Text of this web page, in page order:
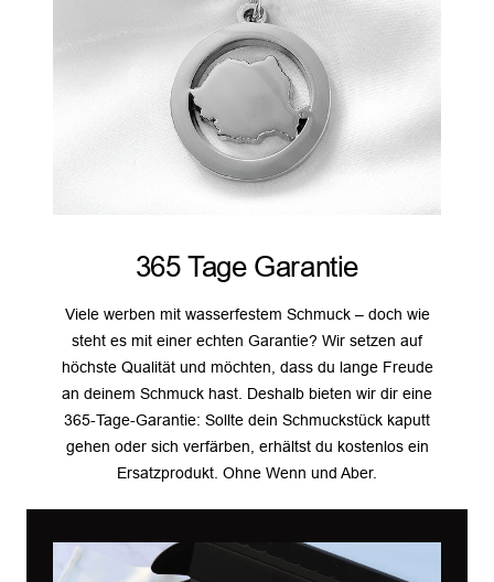
365 Tage Garantie
Viele werben mit wasserfestem Schmuck – doch wie
steht es mit einer echten Garantie? Wir setzen auf
höchste Qualität und möchten, dass du lange Freude
an deinem Schmuck hast. Deshalb bieten wir dir eine
365-Tage-Garantie: Sollte dein Schmuckstück kaputt
gehen oder sich verfärben, erhältst du kostenlos ein
Ersatzprodukt. Ohne Wenn und Aber.